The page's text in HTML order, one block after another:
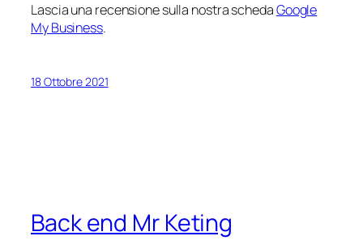
Lascia una recensione sulla nostra schedaGoogle
My Business.
18 Ottobre 2021
Back end Mr Keting